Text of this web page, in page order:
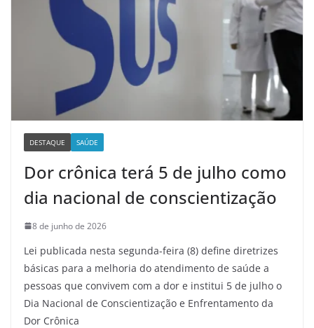
DESTAQUE SAÚDE
Dor crônica terá 5 de julho como
dia nacional de conscientização
8 de junho de 2026
Lei publicada nesta segunda-feira (8) define diretrizes
básicas para a melhoria do atendimento de saúde a
pessoas que convivem com a dor e institui 5 de julho o
Dia Nacional de Conscientização e Enfrentamento da
Dor Crônica